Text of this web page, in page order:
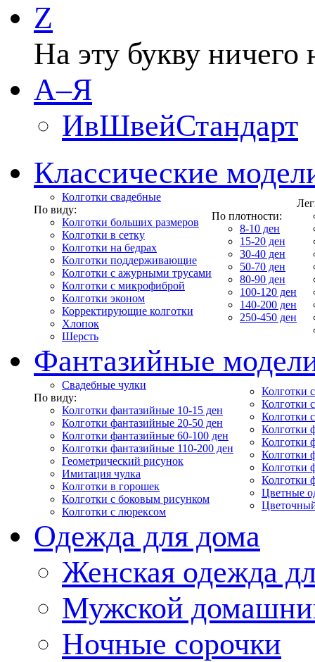
Z
На эту букву ничего
А–Я
ИвШвейСтандарт
Классические
Колготки свадебные
По виду:
Колготки больших размеров
Колготки в сетку
Колготки на бедрах
Колготки поддерживающие
Колготки с ажурными трусами
Колготки с микрофиброй
Колготки эконом
Корректирующие колготки
Хлопок
Шерсть
По плотности:
8-10 ден
15-20 ден
30-40 ден
50-70 ден
80-90 ден
100-120 ден
140-200 ден
250-450 ден
Фантазийные
Свадебные чулки
По виду:
Колготки фантазийные 10-15 ден
Колготки фантазийные 20-50 ден
Колготки фантазийные 60-100 ден
Колготки фантазийные 110-200 ден
Геометрический рисунок
Имитация чулка
Колготки в горошек
Колготки с боковым рисунком
Колготки с люрексом
Колготки
Колготки
Колготки
Колготки
Колготки
Колготки
Колготки
Колготки
Цветные
Одежда для дома
Женская одежда
Мужской
Ночные сорочки